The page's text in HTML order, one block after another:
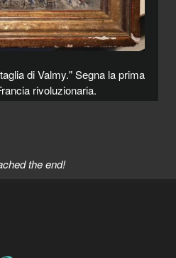
di Valmy." Segna la prima
rivoluzionaria.
the end!